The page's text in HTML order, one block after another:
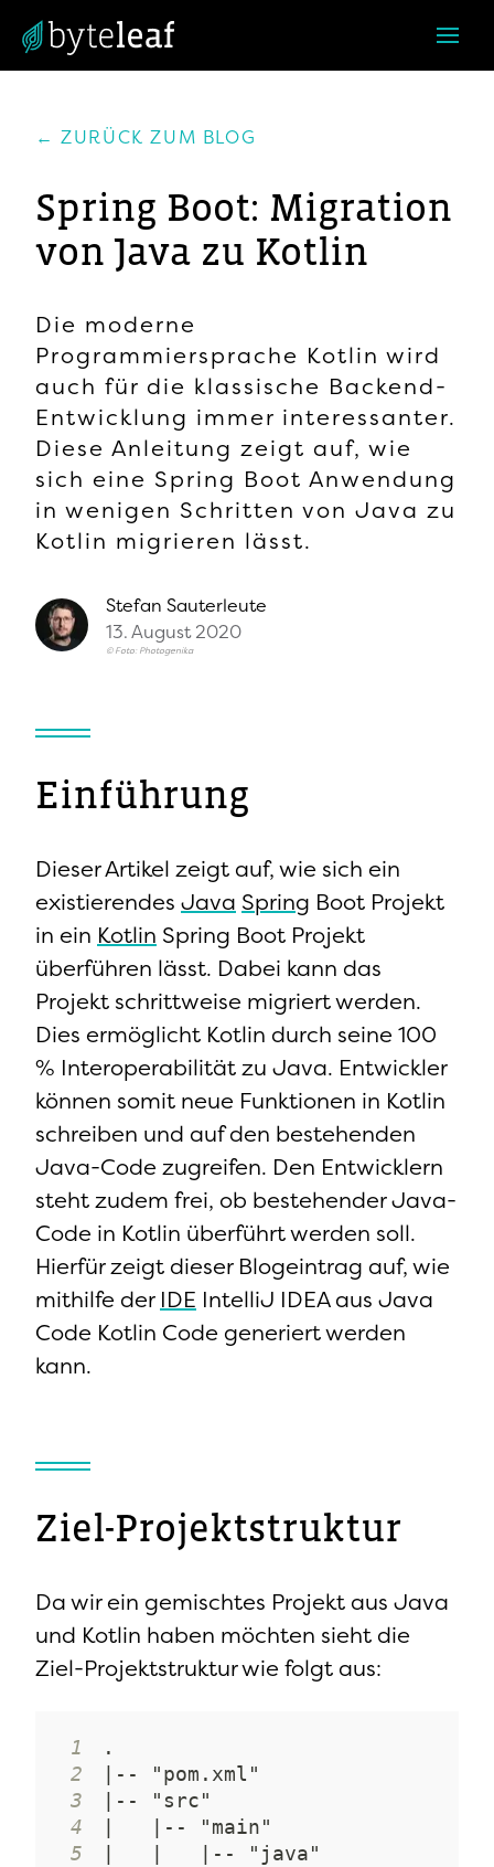
← ZURÜCK ZUM BLOG
Spring Boot: Migration
von Java zu Kotlin
Die moderne
Programmiersprache Kotlin wird
auch für die klassische Backend-
Entwicklung immer interessanter.
Diese Anleitung zeigt auf, wie
sich eine Spring Boot Anwendung
in wenigen Schritten von Java zu
Kotlin migrieren lässt.
Stefan Sauterleute
13. August 2020
© Foto: Photogenika
Einführung
Dieser Artikel zeigt auf, wie sich ein
existierendes Java Spring Boot Projekt
in ein Kotlin Spring Boot Projekt
überführen lässt. Dabei kann das
Projekt schrittweise migriert werden.
Dies ermöglicht Kotlin durch seine 100
% Interoperabilität zu Java. Entwickler
können somit neue Funktionen in Kotlin
schreiben und auf den bestehenden
Java-Code zugreifen. Den Entwicklern
steht zudem frei, ob bestehender Java-
Code in Kotlin überführt werden soll.
Hierfür zeigt dieser Blogeintrag auf, wie
mithilfe der IDE IntelliJ IDEA aus Java
Code Kotlin Code generiert werden
kann.
Ziel-Projektstruktur
Da wir ein gemischtes Projekt aus Java
und Kotlin haben möchten sieht die
Ziel-Projektstruktur wie folgt aus:
1
2
3
4
5